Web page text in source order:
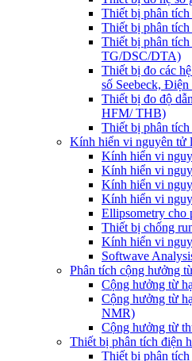
Thiết bị phân
Thiết bị phân
Thiết bị phân
TG/DSC/DTA)
Thiết bị đo các
số Seebeck, Điện
Thiết bị đo độ
HFM/ THB)
Thiết bị phân
Kính hiển vi nguyên tử
Kính hiển vi
Kính hiển vi
Kính hiển vi
Kính hiển vi
Ellipsometry cho
Thiết bị chống
Kính hiển vi
Softwave
Phân tích cộng hưởng
Cộng hưởng từ
Cộng hưởng từ
NMR)
Cộng hưởng từ
Thiết bị phân tích điện
Thiết bị phân